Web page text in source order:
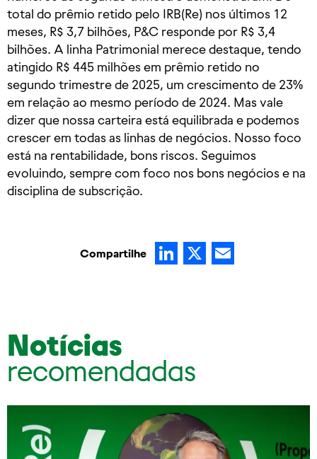
total do prêmio retido pelo IRB(Re) nos últimos 12
meses, R$ 3,7 bilhões, P&C responde por R$ 3,4
bilhões. A linha Patrimonial merece destaque, tendo
atingido R$ 445 milhões em prêmio retido no
segundo trimestre de 2025, um crescimento de 23%
em relação ao mesmo período de 2024. Mas vale
dizer que nossa carteira está equilibrada e podemos
crescer em todas as linhas de negócios. Nosso foco
está na rentabilidade, bons riscos. Seguimos
evoluindo, sempre com foco nos bons negócios e na
disciplina de subscrição.
Compartilhe LinkedIn
X
Notícias
recomendadas